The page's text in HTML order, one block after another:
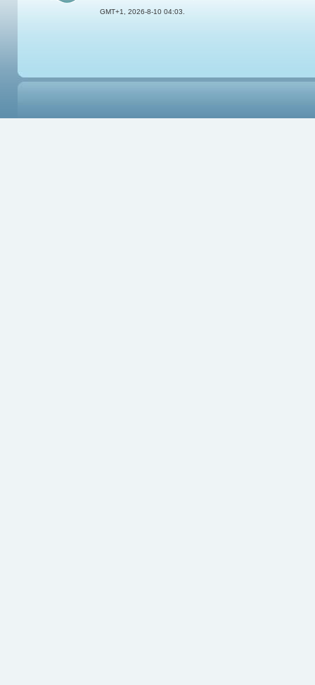
GMT+1, 2026-8-10 04:03.